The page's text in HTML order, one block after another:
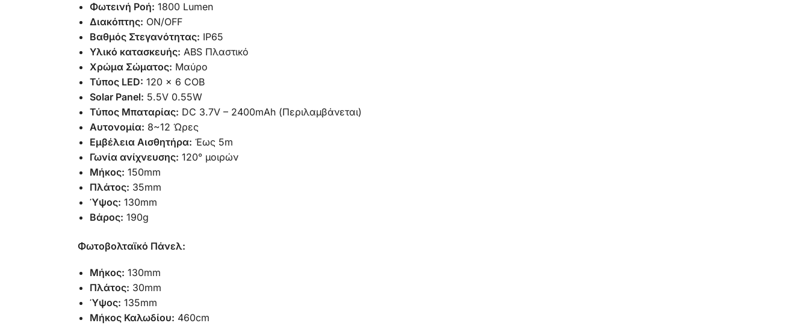
Φωτεινή Ροή: 1800 Lumen
Διακόπτης: ON/OFF
Βαθμός Στεγανότητας: IP65
Υλικό κατασκευής: ABS Πλαστικό
Χρώμα Σώματος: Μαύρο
Τύπος LED: 120 x 6 COB
Solar Panel: 5.5V 0.55W
Τύπος Μπαταρίας: DC 3.7V – 2400mAh (Περιλαμβάνεται)
Αυτονομία: 8~12 Ώρες
Εμβέλεια Αισθητήρα: Έως 5m
Γωνία ανίχνευσης: 120° μοιρών
Μήκος: 150mm
Πλάτος: 35mm
Ύψος: 130mm
Βάρος: 190g
Φωτοβολταϊκό Πάνελ:
Μήκος: 130mm
Πλάτος: 30mm
Ύψος: 135mm
Μήκος Καλωδίου: 460cm